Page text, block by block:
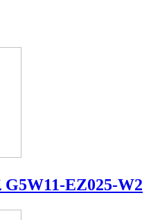
EZ025-W2